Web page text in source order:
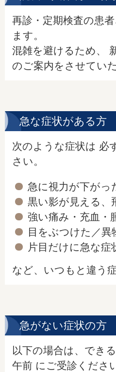
再診・定期検査の患
ます。
混雑を避けるため、
のご案内をさせてい
急な症状がある方
次のような症状は 必
さい。
急に視力が下がっ
黒い影が見える、
強い痛み・充血・
目をぶつけた／異
片目だけに急な症
など、いつもと違う
急がない症状の方
以下の場合は、でき
午前 にご受診くださ